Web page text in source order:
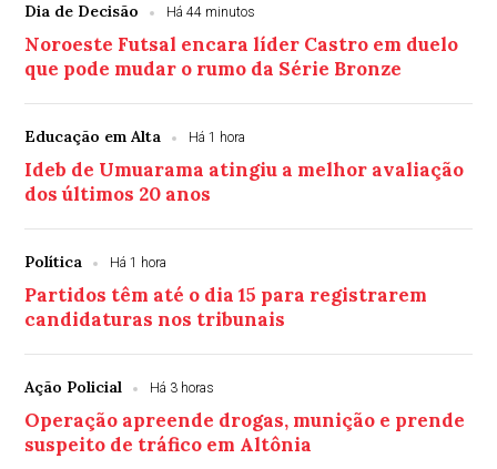
Dia de Decisão Há 44 minutos
Noroeste Futsal encara líder Castro em duelo
que pode mudar o rumo da Série Bronze
Educação em Alta Há 1 hora
Ideb de Umuarama atingiu a melhor avaliação
dos últimos 20 anos
Política Há 1 hora
Partidos têm até o dia 15 para registrarem
candidaturas nos tribunais
Ação Policial Há 3 horas
Operação apreende drogas, munição e prende
suspeito de tráfico em Altônia